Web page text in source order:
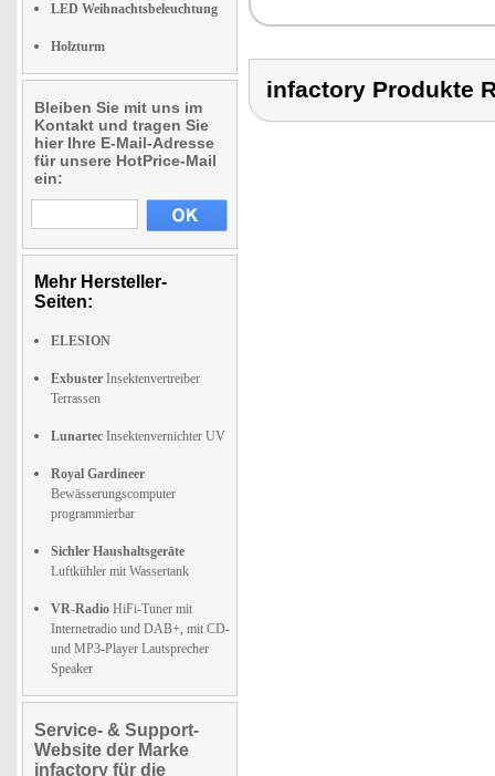
LED Weihnachtsbeleuchtung
Holzturm
Bleiben Sie mit uns im
Kontakt und tragen Sie
hier Ihre E-Mail-Adresse
für unsere HotPrice-Mail
ein:
Mehr Hersteller-
Seiten:
ELESION
Exbuster Insektenvertreiber
Terrassen
Lunartec Insektenvernichter UV
Royal Gardineer
Bewässerungscomputer
programmierbar
Sichler Haushaltsgeräte
Luftkühler mit Wassertank
VR-Radio HiFi-Tuner mit
Internetradio und DAB+, mit CD-
und MP3-Player Lautsprecher
Speaker
Service- & Support-
Website der Marke
infactory für die
infactory Produkte